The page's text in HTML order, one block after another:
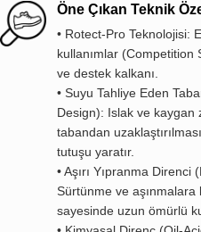
Öne Çıkan Teknik
• Rotect-Pro Teknolojisi:
kullanımlar
ve destek kalkanı.
• Suyu Tahliye Eden
Design): Islak ve kaygan
tabandan
tutuşu yaratır.
• Aşırı Yıpranma
Sürtünme ve aşınmalara
sayesinde uzun ömürlü